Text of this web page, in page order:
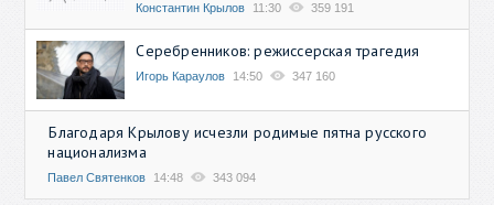
Константин Крылов 11:30 359 191
Серебренников: режиссерская трагедия
Игорь Караулов 14:50 347 160
Благодаря Крылову исчезли родимые пятна русского
национализма
Павел Святенков 14:48 343 094